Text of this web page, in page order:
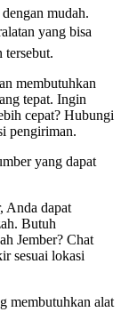
mudah.
yang bisa
tersebut.
membutuhkan
tepat. Ingin
cepat? Hubungi
pengiriman.
yang dapat
Anda dapat
Butuh
Jember? Chat
sesuai lokasi
membutuhkan alat